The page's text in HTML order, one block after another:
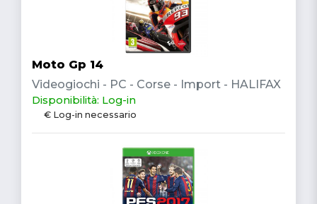
Moto Gp 14
Videogiochi - PC - Corse - Import - HALIFAX
Disponibilità: Log-in
€ Log-in necessario